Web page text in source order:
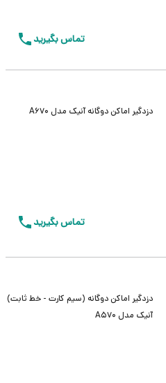
تماس بگیرید
دزدگیر اماکن دوگانه آنیک مدل A670
تماس بگیرید
دزدگیر اماکن دوگانه (سیم کارت - خط ثابت)
آنیک مدل A570